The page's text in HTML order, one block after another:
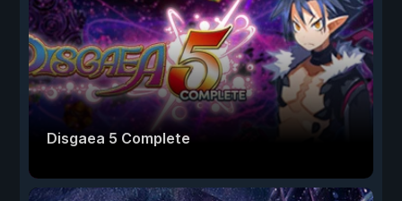
Disgaea 5 Complete